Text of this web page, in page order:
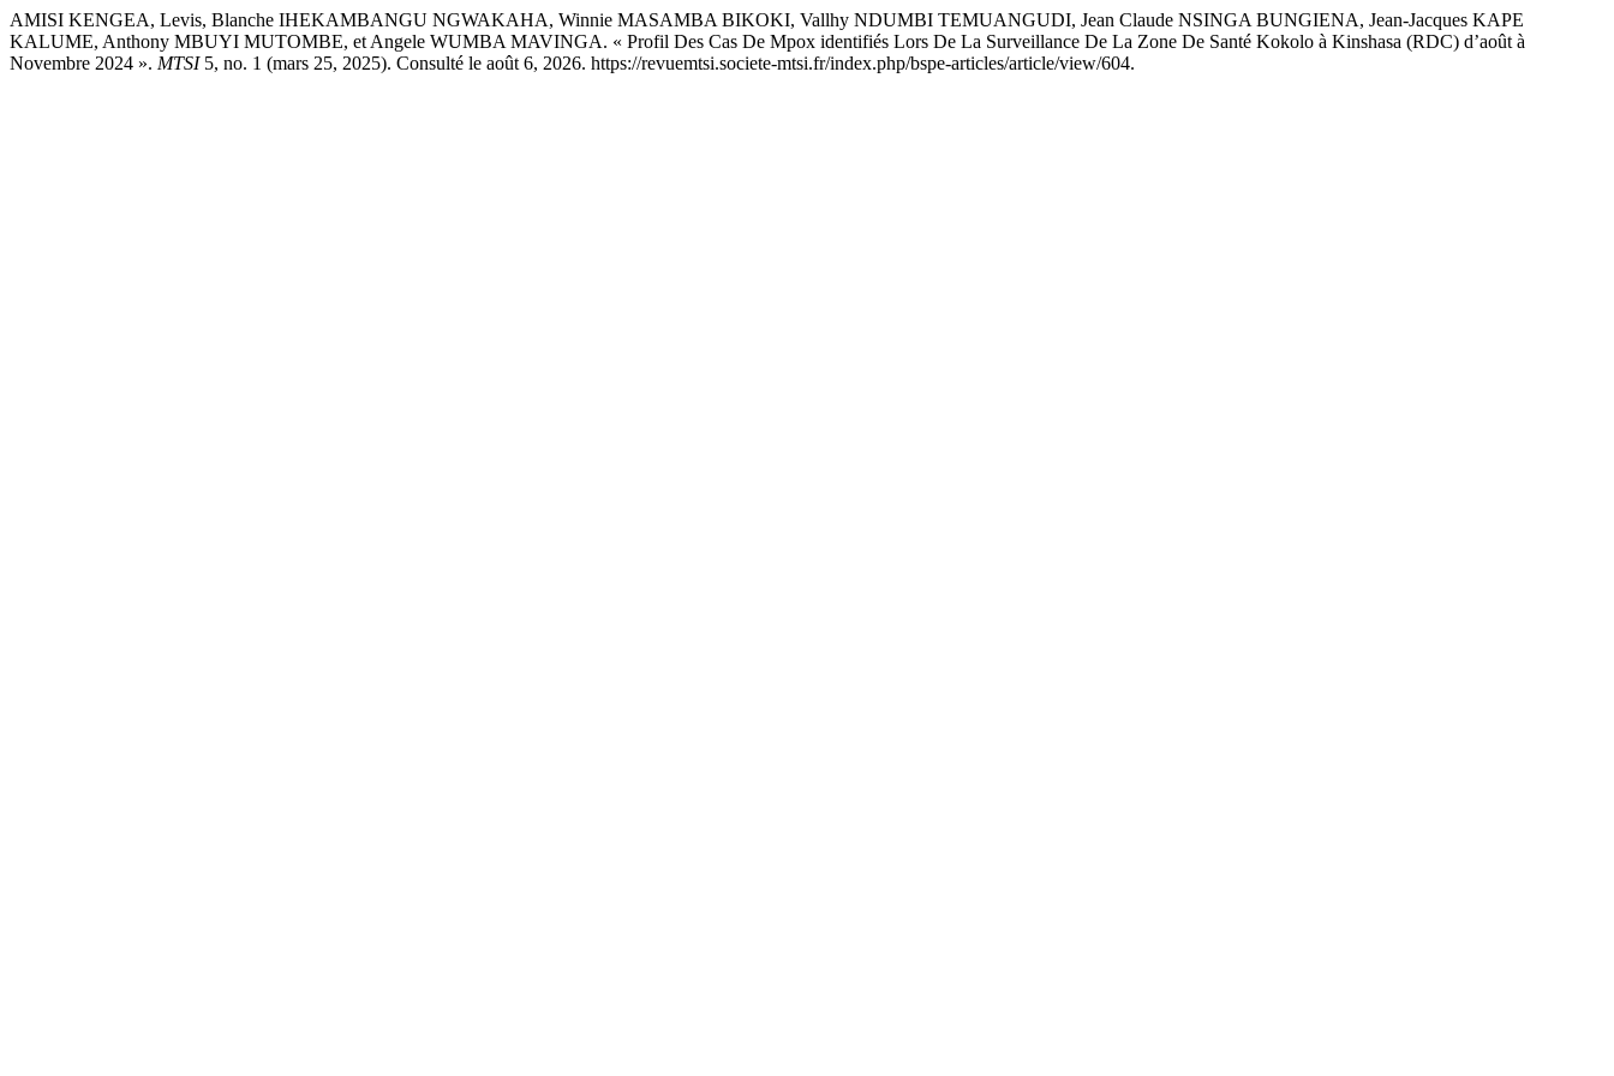
AMISI KENGEA, Levis, Blanche IHEKAMBANGU NGWAKAHA, Winnie MASAMBA BIKOKI, Vallhy NDUMBI TEMUANGUDI, Jean Claude NSINGA BUNGIENA, Jean-Jacques KAPE
KALUME, Anthony MBUYI MUTOMBE, et Angele WUMBA MAVINGA. « Profil Des Cas De Mpox identifiés Lors De La Surveillance De La Zone De Santé Kokolo à Kinshasa (RDC) d’août à
Novembre 2024 ». MTSI5, no. 1 (mars 25, 2025). Consulté le août 6, 2026. https://revuemtsi.societe-mtsi.fr/index.php/bspe-articles/article/view/604.